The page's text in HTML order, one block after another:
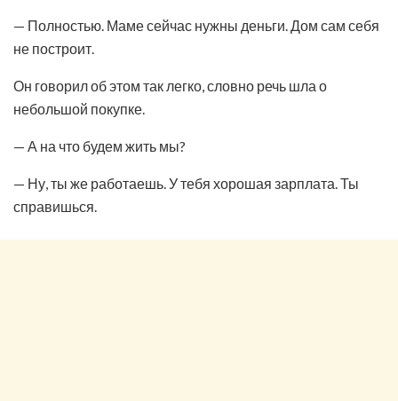
— Полностью. Маме сейчас нужны деньги. Дом сам себя
не построит.
Он говорил об этом так легко, словно речь шла о
небольшой покупке.
— А на что будем жить мы?
— Ну, ты же работаешь. У тебя хорошая зарплата. Ты
справишься.